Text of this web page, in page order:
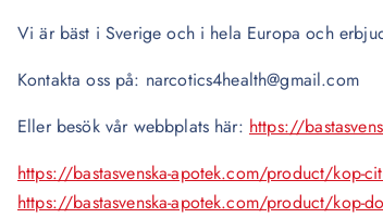
Vi är bäst i Sverige och i hela Europa och
Kontakta oss på: narcotics4health@gmail.com
Eller besök vår webbplats här: https://
https://bastasvenska-apotek.com/product/kop-
https://bastasvenska-apotek.com/product/kop-